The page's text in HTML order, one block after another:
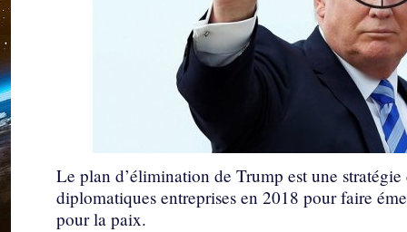
Le plan d’élimination de Trump est une
diplomatiques entreprises en 2018 pour faire
pour la paix.